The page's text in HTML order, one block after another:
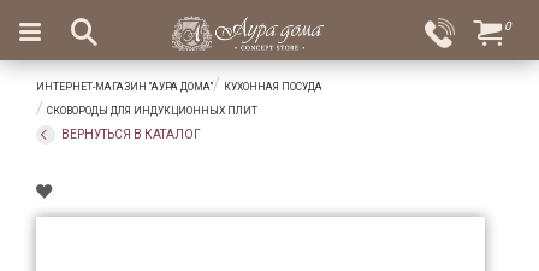
Вход
Избранное
×
Салоны
Доставка
Оплата
Ароматы
0
ИНТЕРНЕТ-МАГАЗИН "АУРА ДОМА"
КУХОННАЯ ПОСУДА
СКОВОРОДЫ ДЛЯ ИНДУКЦИОННЫХ ПЛИТ
ВЕРНУТЬСЯ В КАТАЛОГ